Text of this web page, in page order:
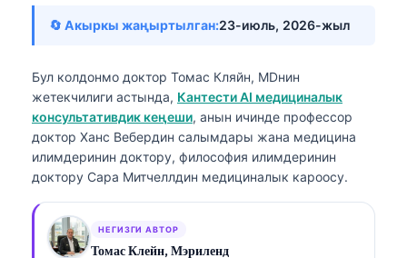
🔄 Акыркы жаңыртылган:23-июль, 2026-жыл
Бул колдонмо доктор Томас Кляйн, MDнин
жетекчилиги астында, Кантести AI медициналык
консультативдик кеңеши, анын ичинде профессор
доктор Ханс Вебердин салымдары жана медицина
илимдеринин доктору, философия илимдеринин
доктору Сара Митчеллдин медициналык кароосу.
НЕГИЗГИ АВТОР
Томас Клейн, Мэриленд